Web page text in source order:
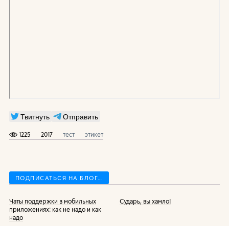
Твитнуть Отправить
1225 2017 тест этикет
ПОДПИСАТЬСЯ НА БЛОГ…
Чаты поддержки в мобильных
приложениях: как не надо и как
надо
Сударь, вы хамло!